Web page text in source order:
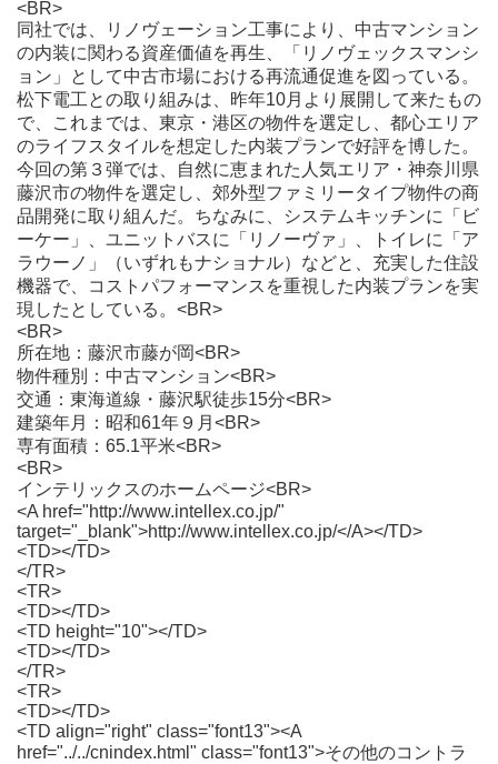
<BR>
同社では、リノヴェーション工事により、中古マンション
の内装に関わる資産価値を再生、「リノヴェックスマンシ
ョン」として中古市場における再流通促進を図っている。
松下電工との取り組みは、昨年10月より展開して来たもの
で、これまでは、東京・港区の物件を選定し、都心エリア
のライフスタイルを想定した内装プランで好評を博した。
今回の第３弾では、自然に恵まれた人気エリア・神奈川県
藤沢市の物件を選定し、郊外型ファミリータイプ物件の商
品開発に取り組んだ。ちなみに、システムキッチンに「ビ
ーケー」、ユニットバスに「リノーヴァ」、トイレに「ア
ラウーノ」（いずれもナショナル）などと、充実した住設
機器で、コストパフォーマンスを重視した内装プランを実
現したとしている。<BR>
<BR>
所在地：藤沢市藤が岡<BR>
物件種別：中古マンション<BR>
交通：東海道線・藤沢駅徒歩15分<BR>
建築年月：昭和61年９月<BR>
専有面積：65.1平米<BR>
<BR>
インテリックスのホームページ<BR>
<A href="http://www.intellex.co.jp/"
target="_blank">http://www.intellex.co.jp/</A></TD>
<TD></TD>
</TR>
<TR>
<TD></TD>
<TD height="10"></TD>
<TD></TD>
</TR>
<TR>
<TD></TD>
<TD align="right" class="font13"><A
href="../../cnindex.html" class="font13">その他のコントラ